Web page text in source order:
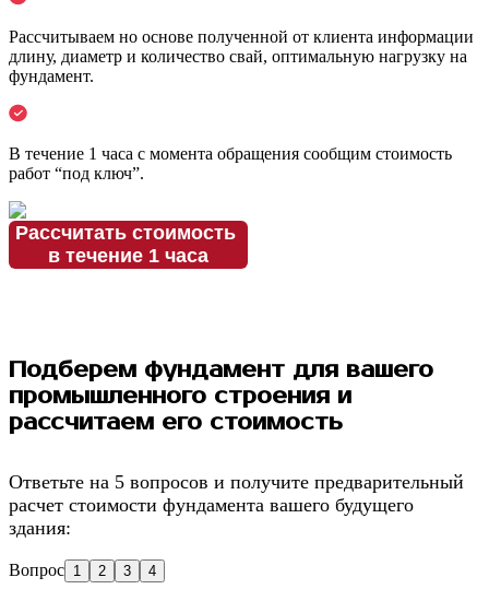
Рассчитываем но основе полученной от клиента информации
длину, диаметр и количество свай, оптимальную нагрузку на
фундамент.
В течение 1 часа с момента обращения сообщим стоимость
работ “под ключ”.
Рассчитать стоимость
в течение 1 часа
Подберем фундамент для вашего
промышленного строения и
рассчитаем его стоимость
Ответьте на 5 вопросов и получите предварительный
расчет стоимости фундамента вашего будущего
здания:
Вопрос 1 2 3 4